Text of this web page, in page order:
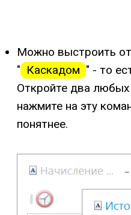
Можно выстроить
" Каскадом " - то
Откройте два любых
нажмите на эту
понятнее.